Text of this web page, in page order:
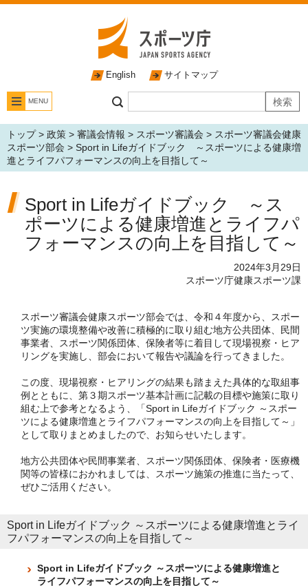
English サイトマップ
MENU
トップ> 政策 > 審議会情報 > スポーツ審議会 > スポーツ審議会健康
スポーツ部会 > Sport in Lifeガイドブック ～スポーツによる健康増
進とライフパフォーマンスの向上を目指して～
Sport in Lifeガイドブック ～ス
ポーツによる健康増進とライフパ
フォーマンスの向上を目指して～
2024年3月29日
スポーツ庁健康スポーツ課
スポーツ審議会健康スポーツ部会では、令和４年度から、スポー
ツ実施の環境整備や改善に積極的に取り組む地方公共団体、民間
事業者、スポーツ関係団体、保険者等に着目して現場視察・ヒア
リングを実施し、部会において報告や議論を行ってきました。
この度、現場視察・ヒアリングの結果も踏まえた具体的な取組事
例とともに、第３期スポーツ基本計画に記載の目標や施策に取り
組む上で参考となるよう、「Sport in Lifeガイドブック ～スポー
ツによる健康増進とライフパフォーマンスの向上を目指して～」
として取りまとめましたので、お知らせいたします。
地方公共団体や民間事業者、スポーツ関係団体、保険者・医療機
関等の皆様におかれましては、スポーツ施策の推進に当たって、
ぜひご活用ください。
Sport in Lifeガイドブック ～スポーツによる健康増進とライ
フパフォーマンスの向上を目指して～
Sport in Lifeガイドブック ～スポーツによる健康増進と
ライフパフォーマンスの向上を目指して～